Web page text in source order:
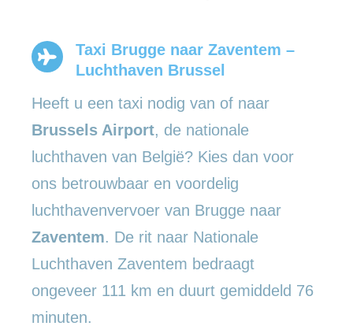
Taxi Brugge naar Zaventem –
Luchthaven Brussel
Heeft u een taxi nodig van of naar
Brussels Airport, de nationale
luchthaven van België? Kies dan voor
ons betrouwbaar en voordelig
luchthavenvervoer van Brugge naar
Zaventem. De rit naar Nationale
Luchthaven Zaventem bedraagt
ongeveer 111 km en duurt gemiddeld 76
minuten.